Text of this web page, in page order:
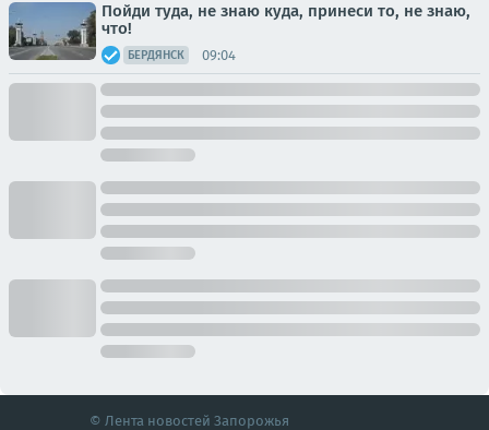
Пойди туда, не знаю куда, принеси то, не знаю,
что!
БЕРДЯНСК 09:04
© Лента новостей Запорожья